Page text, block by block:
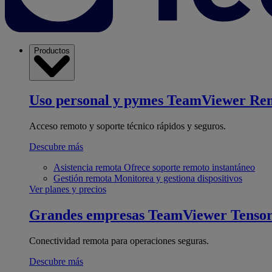
Productos
Uso personal y pymes TeamViewer
Acceso remoto y soporte técnico rápidos y seguros.
Descubre más
Asistencia remota Ofrece soporte remoto instantáneo
Gestión remota Monitorea y gestiona dispositivos
Ver planes y precios
Grandes empresas TeamViewer Tensor
Conectividad remota para operaciones seguras.
Descubre más